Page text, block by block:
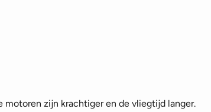
motoren zijn krachtiger en de vliegtijd langer.